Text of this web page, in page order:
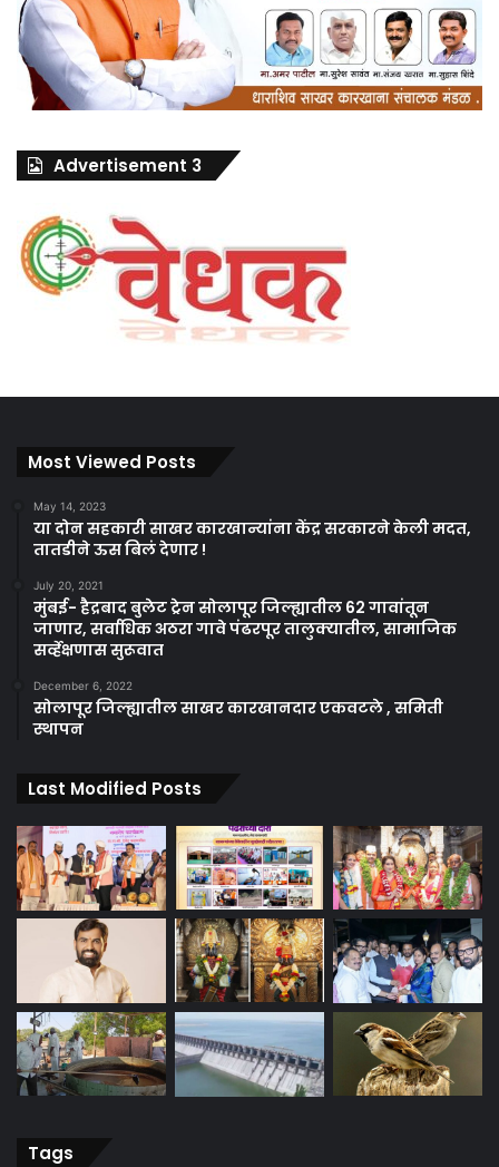
Advertisement 3
Most Viewed Posts
May 14, 2023
या दोन सहकारी साखर कारखान्यांना केंद्र सरकारने केली मदत,
तातडीने ऊस बिलं देणार !
July 20, 2021
मुंबई- हैद्रबाद बुलेट ट्रेन सोलापूर जिल्ह्यातील 62 गावांतून
जाणार, सर्वाधिक अठरा गावे पंढरपूर तालुक्यातील, सामाजिक
सर्व्हेक्षणास सुरूवात
December 6, 2022
सोलापूर जिल्ह्यातील साखर कारखानदार एकवटले , समिती
स्थापन
Last Modified Posts
Tags